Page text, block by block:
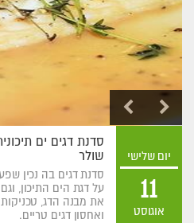
יום שלישי
11
אוגוסט
סדנת דגים ים
שולר
סדנת דגים בה נכין
על דגת הים התיכון,
את מבנה הדג, טכניקות
ואחסון דגים טריים.